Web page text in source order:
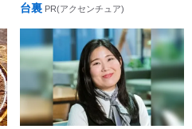
台裏 PR(アクセンチュア)